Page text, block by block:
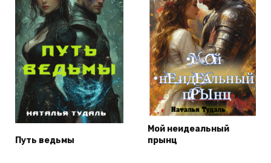
Путь ведьмы
Мой неидеальный
прынц